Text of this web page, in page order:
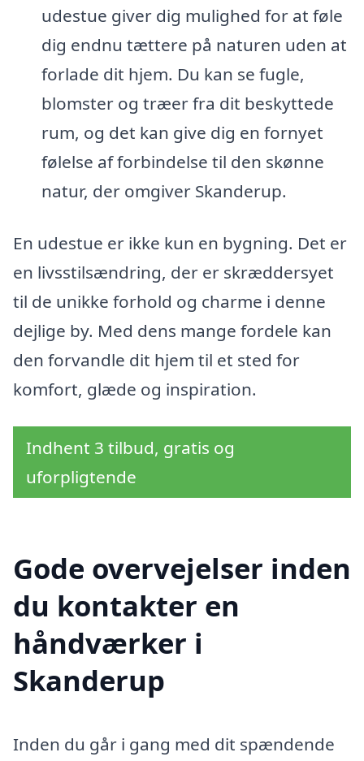
udestue giver dig mulighed for at føle
dig endnu tættere på naturen uden at
forlade dit hjem. Du kan se fugle,
blomster og træer fra dit beskyttede
rum, og det kan give dig en fornyet
følelse af forbindelse til den skønne
natur, der omgiver Skanderup.
En udestue er ikke kun en bygning. Det er
en livsstilsændring, der er skræddersyet
til de unikke forhold og charme i denne
dejlige by. Med dens mange fordele kan
den forvandle dit hjem til et sted for
komfort, glæde og inspiration.
Indhent 3 tilbud, gratis og
uforpligtende
Gode overvejelser inden
du kontakter en
håndværker i
Skanderup
Inden du går i gang med dit spændende